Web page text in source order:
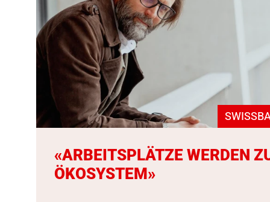
«ARBEITSPLÄTZE WERDEN
ÖKOSYSTEM»